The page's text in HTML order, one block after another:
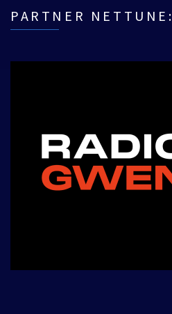
PARTNER NETTUNE: